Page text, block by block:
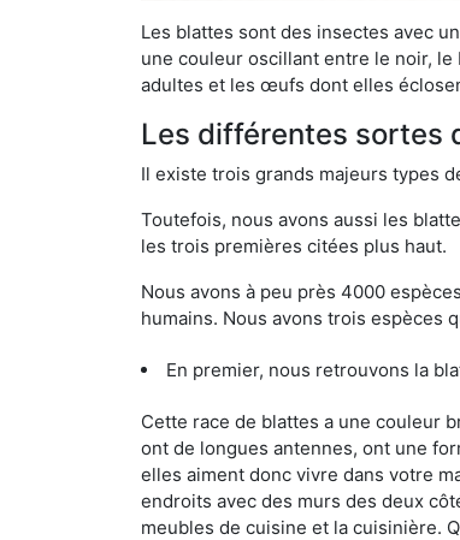
Les blattes sont des insectes avec
une couleur oscillant entre le noir,
adultes et les œufs dont elles
Les différentes sortes
Il existe trois grands majeurs types
Toutefois, nous avons aussi les
les trois premières citées plus haut.
Nous avons à peu près 4000
humains. Nous avons trois espèces
En premier, nous retrouvons la
Cette race de blattes a une couleur
ont de longues antennes, ont une
elles aiment donc vivre dans votre
endroits avec des murs des deux
meubles de cuisine et la cuisinière.